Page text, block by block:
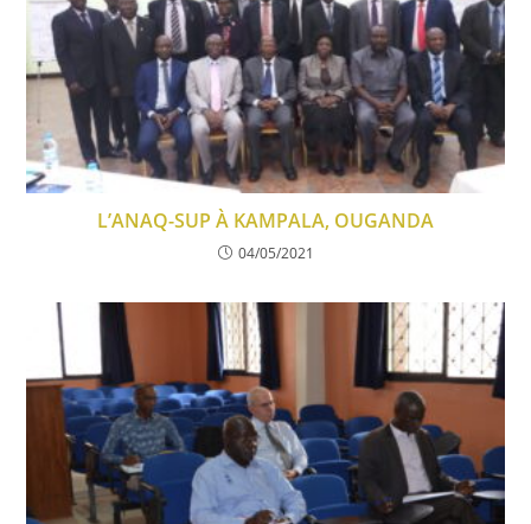
L’ANAQ-SUP À KAMPALA, OUGANDA
04/05/2021